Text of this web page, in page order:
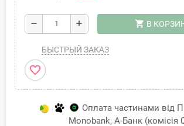
remove add shopping_cart В
БЫСТРЫЙ ЗАКАЗ
favorite_border
Оплата частинами від
Monobank, А-Банк (комісія